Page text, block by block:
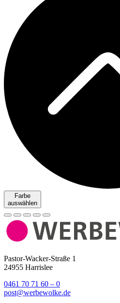
Farbe
auswählen
Pastor-Wacker-Straße 1
24955 Harrislee
0461 70 71 60 – 0
post@werbewolke.de